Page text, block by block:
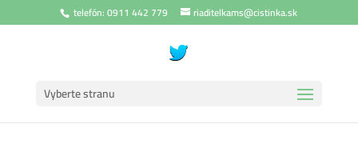
telefón: 0911 442 779 riaditelkams@cistinka.sk
Vyberte stranu